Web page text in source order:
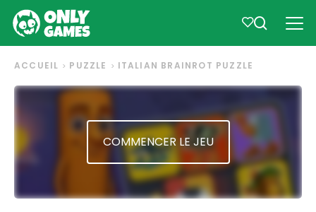
ACCUEIL PUZZLE ITALIAN BRAINROT PUZZLE
COMMENCER LE JEU